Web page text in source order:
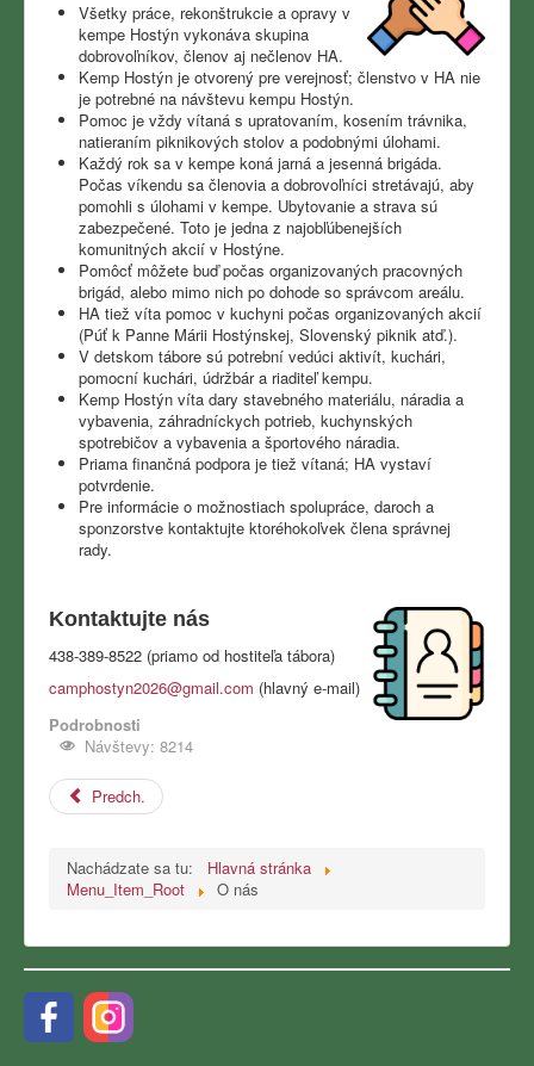
Všetky práce, rekonštrukcie a opravy v
kempe Hostýn vykonáva skupina
dobrovoľníkov, členov aj nečlenov HA.
Kemp Hostýn je otvorený pre verejnosť; členstvo v HA nie
je potrebné na návštevu kempu Hostýn.
Pomoc je vždy vítaná s upratovaním, kosením trávnika,
natieraním piknikových stolov a podobnými úlohami.
Každý rok sa v kempe koná jarná a jesenná brigáda.
Počas víkendu sa členovia a dobrovoľníci stretávajú, aby
pomohli s úlohami v kempe. Ubytovanie a strava sú
zabezpečené. Toto je jedna z najobľúbenejších
komunitných akcií v Hostýne.
Pomôcť môžete buď počas organizovaných pracovných
brigád, alebo mimo nich po dohode so správcom areálu.
HA tiež víta pomoc v kuchyni počas organizovaných akcií
(Púť k Panne Márii Hostýnskej, Slovenský piknik atď.).
V detskom tábore sú potrební vedúci aktivít, kuchári,
pomocní kuchári, údržbár a riaditeľ kempu.
Kemp Hostýn víta dary stavebného materiálu, náradia a
vybavenia, záhradníckych potrieb, kuchynských
spotrebičov a vybavenia a športového náradia.
Priama finančná podpora je tiež vítaná; HA vystaví
potvrdenie.
Pre informácie o možnostiach spolupráce, daroch a
sponzorstve kontaktujte ktoréhokoľvek člena správnej
rady.
Kontaktujte nás
438-389-8522 (priamo od hostiteľa tábora)
camphostyn2026@gmail.com (hlavný e-mail)
Podrobnosti
Návštevy: 8214
Predch.
Nachádzate sa tu:
Hlavná stránka
Menu_Item_Root
O nás